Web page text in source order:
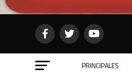
PRINCIPALES